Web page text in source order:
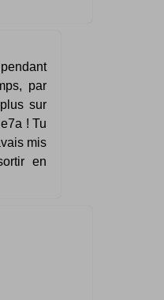
par
sur
! Tu
mis
en